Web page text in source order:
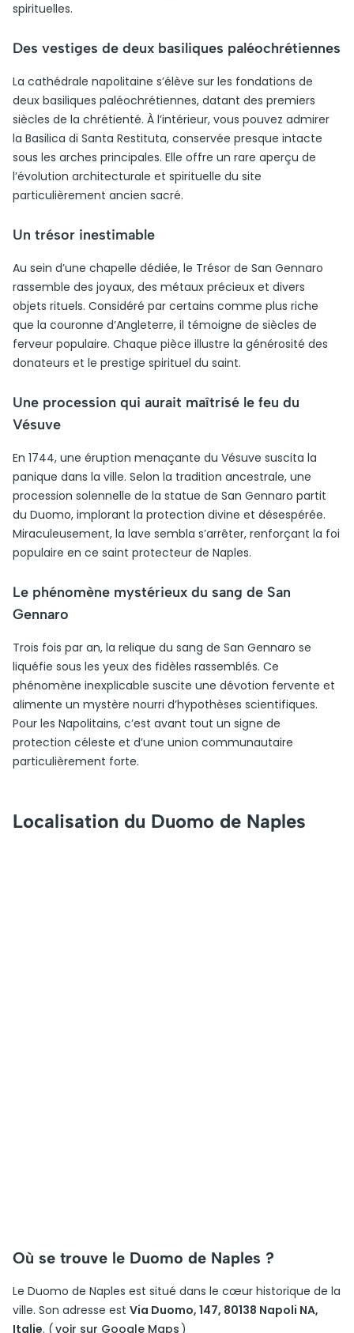
spirituelles.
Des vestiges de deux basiliques paléochrétiennes
La cathédrale napolitaine s’élève sur les fondations de
deux basiliques paléochrétiennes, datant des premiers
siècles de la chrétienté. À l’intérieur, vous pouvez admirer
la Basilica di Santa Restituta, conservée presque intacte
sous les arches principales. Elle offre un rare aperçu de
l’évolution architecturale et spirituelle du site
particulièrement ancien sacré.
Un trésor inestimable
Au sein d’une chapelle dédiée, le Trésor de San Gennaro
rassemble des joyaux, des métaux précieux et divers
objets rituels. Considéré par certains comme plus riche
que la couronne d’Angleterre, il témoigne de siècles de
ferveur populaire. Chaque pièce illustre la générosité des
donateurs et le prestige spirituel du saint.
Une procession qui aurait maîtrisé le feu du
Vésuve
En 1744, une éruption menaçante du Vésuve suscita la
panique dans la ville. Selon la tradition ancestrale, une
procession solennelle de la statue de San Gennaro partit
du Duomo, implorant la protection divine et désespérée.
Miraculeusement, la lave sembla s’arrêter, renforçant la foi
populaire en ce saint protecteur de Naples.
Le phénomène mystérieux du sang de San
Gennaro
Trois fois par an, la relique du sang de San Gennaro se
liquéfie sous les yeux des fidèles rassemblés. Ce
phénomène inexplicable suscite une dévotion fervente et
alimente un mystère nourri d’hypothèses scientifiques.
Pour les Napolitains, c’est avant tout un signe de
protection céleste et d’une union communautaire
particulièrement forte.
Localisation du Duomo de Naples
Où se trouve le Duomo de Naples ?
Le Duomo de Naples est situé dans le cœur historique de la
ville. Son adresse est Via Duomo, 147, 80138 Napoli NA,
Italie. (voir sur Google Maps )